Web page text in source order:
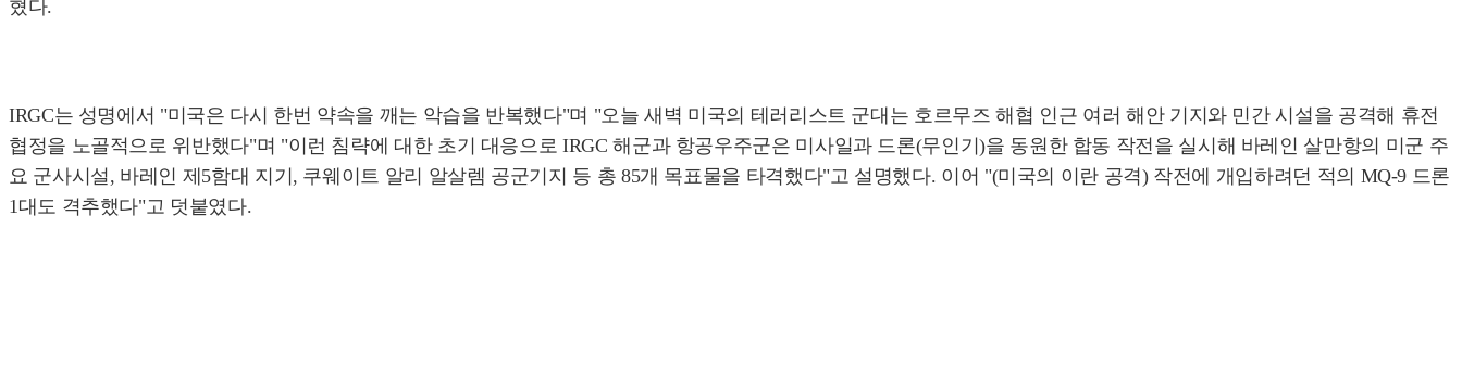
혔다.
IRGC는 성명에서 "미국은 다시 한번 약속을 깨는 악습을 반복했다"며 "오늘 새벽 미국의 테러리스트 군대는 호르무즈 해협 인근 여러 해안 기지와 민간 시설을 공격해 휴전
협정을 노골적으로 위반했다"며 "이런 침략에 대한 초기 대응으로 IRGC 해군과 항공우주군은 미사일과 드론(무인기)을 동원한 합동 작전을 실시해 바레인 살만항의 미군 주
요 군사시설, 바레인 제5함대 지기, 쿠웨이트 알리 알살렘 공군기지 등 총 85개 목표물을 타격했다"고 설명했다. 이어 "(미국의 이란 공격) 작전에 개입하려던 적의 MQ-9 드론
1대도 격추했다"고 덧붙였다.